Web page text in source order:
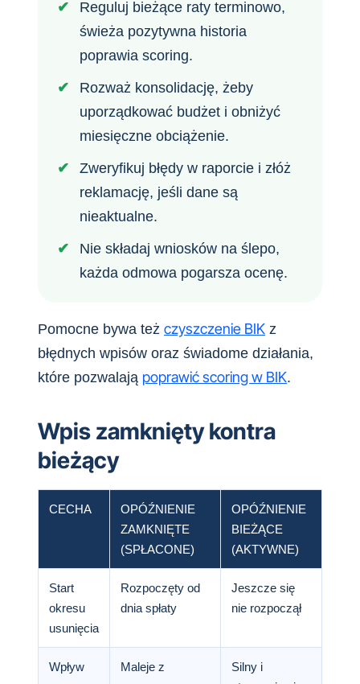
Reguluj bieżące raty terminowo,
świeża pozytywna historia
poprawia scoring.
Rozważ konsolidację, żeby
uporządkować budżet i obniżyć
miesięczne obciążenie.
Zweryfikuj błędy w raporcie i złóż
reklamację, jeśli dane są
nieaktualne.
Nie składaj wniosków na ślepo,
każda odmowa pogarsza ocenę.
Pomocne bywa też czyszczenie BIK z
błędnych wpisów oraz świadome działania,
które pozwalają poprawić scoring w BIK.
Wpis zamknięty kontra
bieżący
CECHA
OPÓŹNIENIE
ZAMKNIĘTE
(SPŁACONE)
OPÓŹNIENIE
BIEŻĄCE
(AKTYWNE)
Start
okresu
usunięcia
Rozpoczęty od
dnia spłaty
Jeszcze się
nie rozpoczął
Wpływ
Maleje z
Silny i